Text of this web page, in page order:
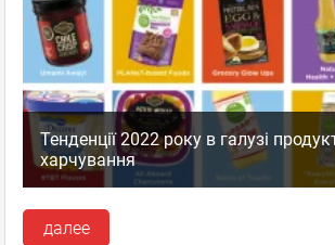
Тенденції 2022 року в галузі
харчування
далее